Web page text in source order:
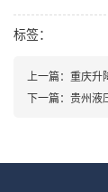
标签：
上一篇： 重庆升
下一篇： 贵州液